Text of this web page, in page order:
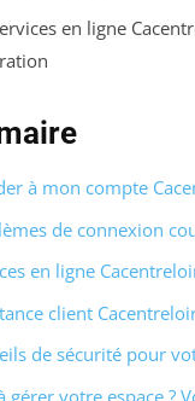
en ligne
à mon compte
de connexion
en ligne
client
de sécurité pour
gérer votre espace ?